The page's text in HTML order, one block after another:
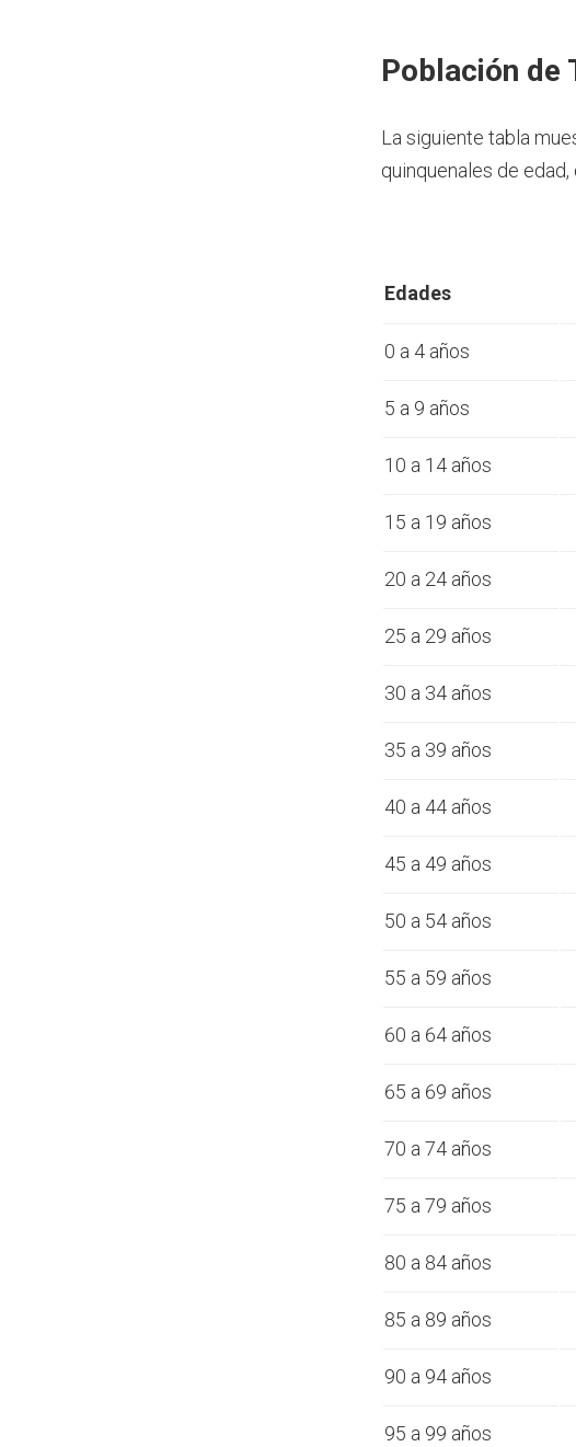
Población de
La siguiente tabla
quinquenales de
Edades
0 a 4 años
5 a 9 años
10 a 14 años
15 a 19 años
20 a 24 años
25 a 29 años
30 a 34 años
35 a 39 años
40 a 44 años
45 a 49 años
50 a 54 años
55 a 59 años
60 a 64 años
65 a 69 años
70 a 74 años
75 a 79 años
80 a 84 años
85 a 89 años
90 a 94 años
95 a 99 años